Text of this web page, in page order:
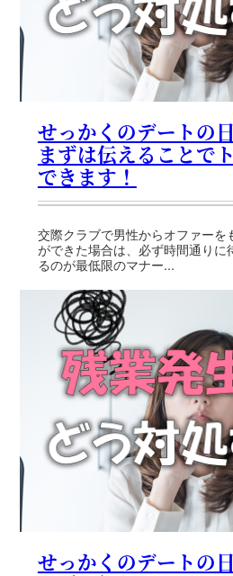
せっかくのデートの
まずは伝えることで
できます！
交際クラブで男性からオファーを
ができた場合は、必ず時間通りに
るのが最低限のマナー...
せっかくのデートの